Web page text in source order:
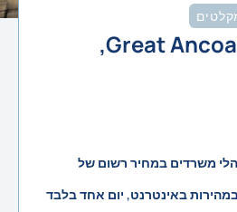
157 Great Ancoats Street,
משרדים במחיר רשום של
במהירות באינטרנט, יום אחד בלבד